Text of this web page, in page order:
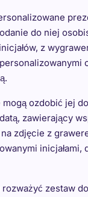
do niej
z
ozdobić jej
zawierający
zdjęcie z
inicjałami,
zestaw